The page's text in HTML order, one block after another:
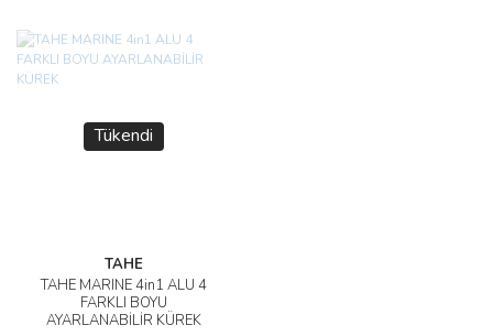
Tükendi
TAHE
TAHE MARINE 4in1 ALU 4
FARKLI BOYU
AYARLANABİLİR KÜREK